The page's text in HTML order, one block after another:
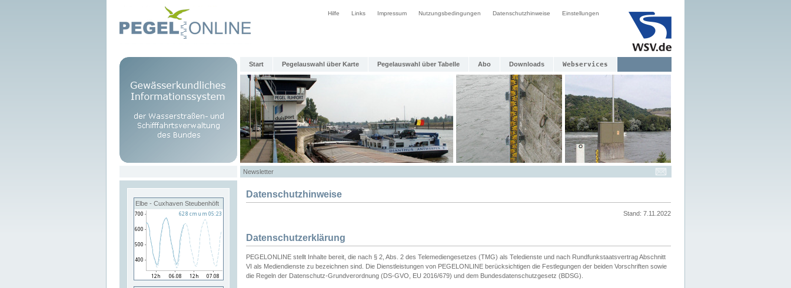
Hilfe Links Impressum Nutzungsbedingungen Datenschutzhinweise Einstellungen
Start Pegelauswahl über Karte Pegelauswahl über Tabelle Abo Downloads Webservices
Newsletter
Elbe - Cuxhaven Steubenhöft
Datenschutzhinweise
Stand: 7.11.2022
Datenschutzerklärung
PEGELONLINE stellt Inhalte bereit, die nach § 2, Abs. 2 des Telemediengesetzes (TMG) als Teledienste und nach Rundfunkstaatsvertrag Abschnitt
VI als Mediendienste zu bezeichnen sind. Die Dienstleistungen von PEGELONLINE berücksichtigen die Festlegungen der beiden Vorschriften sowie
die Regeln der Datenschutz-Grundverordnung (DS-GVO, EU 2016/679) und dem Bundesdatenschutzgesetz (BDSG).